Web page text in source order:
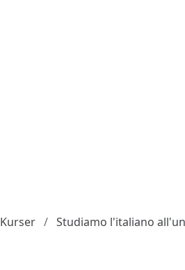
Kurser Studiamo l'italiano